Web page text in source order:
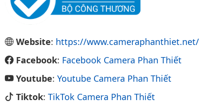
Website: https://www.cameraphanthiet.net/
Facebook: Facebook Camera Phan Thiết
Youtube: Youtube Camera Phan Thiết
Tiktok: TikTok Camera Phan Thiết